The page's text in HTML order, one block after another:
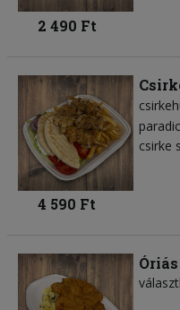
2 490 Ft
csirke
4 590 Ft